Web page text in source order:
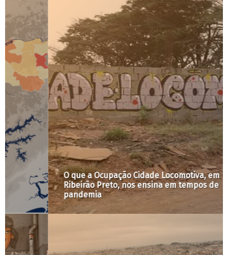
O que a Ocupação Cidade Locomotiva, em
Ribeirão Preto, nos ensina em tempos de
pandemia